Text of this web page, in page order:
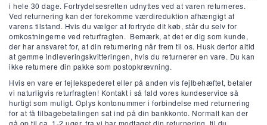
i hele 30 dage. Fortrydelsesretten udnyttes ved at varen returneres.
Ved returnering kan der forekomme værdireduktion afhængigt af
varens tilstand. Hvis du vælger at fortryde dit køb, står du selv for
omkostningerne ved returfragten. Bemærk, at det er dig som kunde,
der har ansvaret for, at din returnering når frem til os. Husk derfor altid
at gemme indleveringskvitteringen, hvis du returnerer en vare. Du kan
ikke returnere din pakke som postopkrævning.
Hvis en vare er fejlekspederet eller på anden vis fejlbehæftet, betaler
vi naturligvis returfragten! Kontakt i så fald vores kundeservice så
hurtigt som muligt. Oplys kontonummer i forbindelse med returnering
for at få tilbagebetalingen sat ind på din bankkonto. Normalt kan der
gå op til ca. 1-2 uger, fra vi har modtaget din returnering, til du